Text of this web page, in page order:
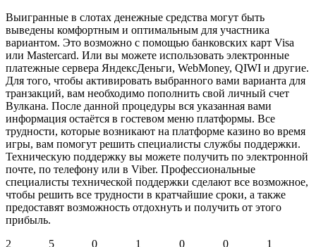
Выигранные в слотах денежные средства могут быть
выведены комфортным и оптимальным для участника
вариантом. Это возможно с помощью банковских карт Visa
или Mastercard. Или вы можете использовать электронные
платежные сервера ЯндексДеньги, WebMoney, QIWI и другие.
Для того, чтобы активировать выбранного вами варианта для
транзакций, вам необходимо пополнить свой личный счет
Вулкана. После данной процедуры вся указанная вами
информация остаётся в гостевом меню платформы. Все
трудности, которые возникают на платформе казино во время
игры, вам помогут решить специалисты службы поддержки.
Техническую поддержку вы можете получить по электронной
почте, по телефону или в Viber. Профессиональные
специалисты технической поддержки сделают все возможное,
чтобы решить все трудности в кратчайшие сроки, а также
предоставят возможность отдохнуть и получить от этого
прибыль.
2
5 0 1 0 0 1